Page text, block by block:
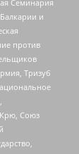
Семинария
и
против
Тризуб
Крю, Союз